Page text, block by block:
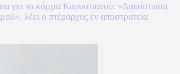
για το κόμμα Καρυστιανού: «Διαπίστωσα
λέει ο πτέραρχος εν αποστρατεία